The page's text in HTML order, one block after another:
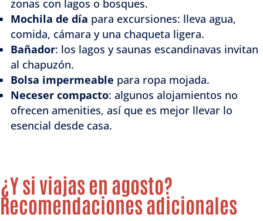
zonas con lagos o bosques.
Mochila de día para excursiones: lleva agua,
comida, cámara y una chaqueta ligera.
Bañador: los lagos y saunas escandinavas invitan
al chapuzón.
Bolsa impermeable para ropa mojada.
Neceser compacto: algunos alojamientos no
ofrecen amenities, así que es mejor llevar lo
esencial desde casa.
¿Y si viajas en agosto?
Recomendaciones adicionales